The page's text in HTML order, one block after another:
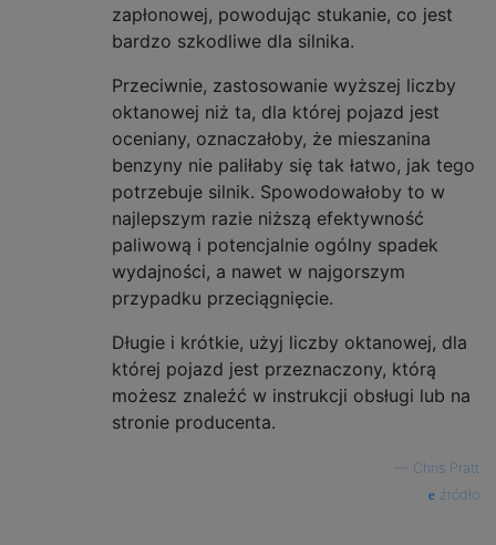
zapłonowej, powodując stukanie, co jest
bardzo szkodliwe dla silnika.
Przeciwnie, zastosowanie wyższej liczby
oktanowej niż ta, dla której pojazd jest
oceniany, oznaczałoby, że mieszanina
benzyny nie paliłaby się tak łatwo, jak tego
potrzebuje silnik. Spowodowałoby to w
najlepszym razie niższą efektywność
paliwową i potencjalnie ogólny spadek
wydajności, a nawet w najgorszym
przypadku przeciągnięcie.
Długie i krótkie, użyj liczby oktanowej, dla
której pojazd jest przeznaczony, którą
możesz znaleźć w instrukcji obsługi lub na
stronie producenta.
Chris Pratt
źródło